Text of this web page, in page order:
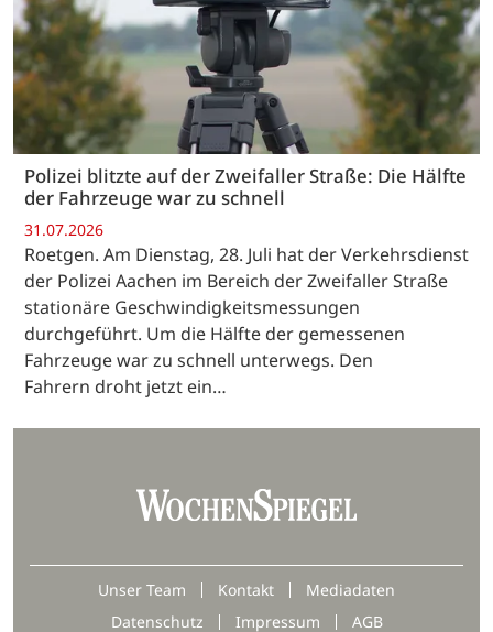
Polizei blitzte auf der Zweifaller Straße: Die Hälfte
der Fahrzeuge war zu schnell
31.07.2026
Roetgen. Am Dienstag, 28. Juli hat der Verkehrsdienst
der Polizei Aachen im Bereich der Zweifaller Straße
stationäre Geschwindigkeitsmessungen
durchgeführt. Um die Hälfte der gemessenen
Fahrzeuge war zu schnell unterwegs. Den
Fahrern droht jetzt ein…
Unser Team Kontakt
Mediadaten
Datenschutz
Impressum AGB